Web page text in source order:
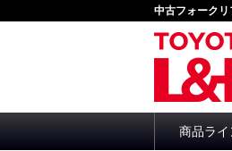
中古フォーク
商品ラ